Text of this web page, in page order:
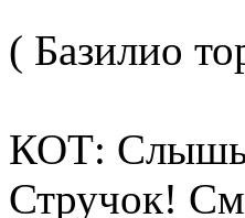
( Базилио
КОТ:
Стручок!